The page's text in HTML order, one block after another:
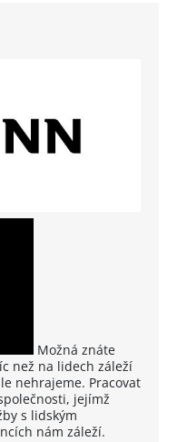
Možná znáte
než na lidech záleží
nehrajeme. Pracovat
jejímž
s lidským
nám záleží.